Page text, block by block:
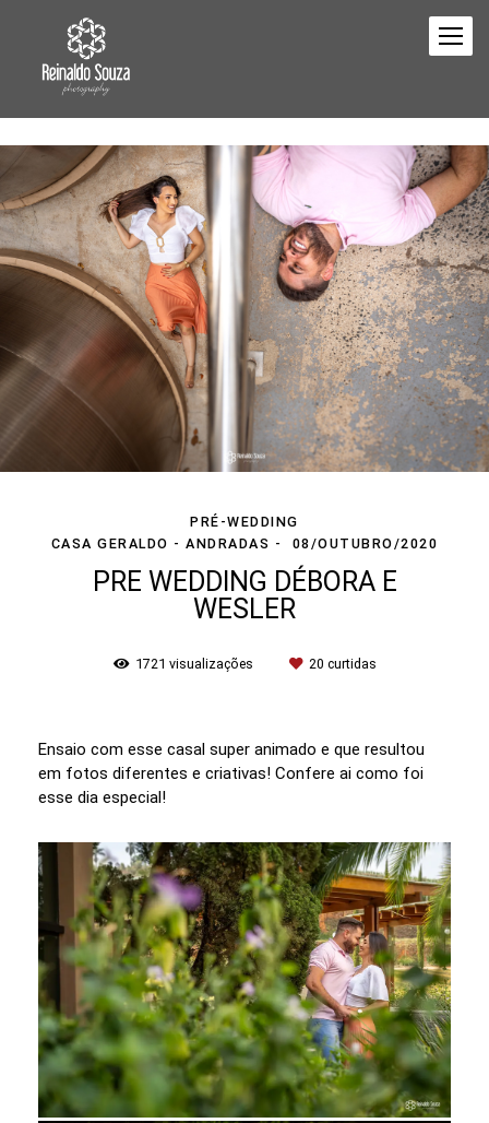
PRÉ-WEDDING
CASA GERALDO - ANDRADAS
08/OUTUBRO/2020
PRE WEDDING DÉBORA E
WESLER
1721 visualizações 20 curtidas
Ensaio com esse casal super animado e que resultou
em fotos diferentes e criativas! Confere ai como foi
esse dia especial!